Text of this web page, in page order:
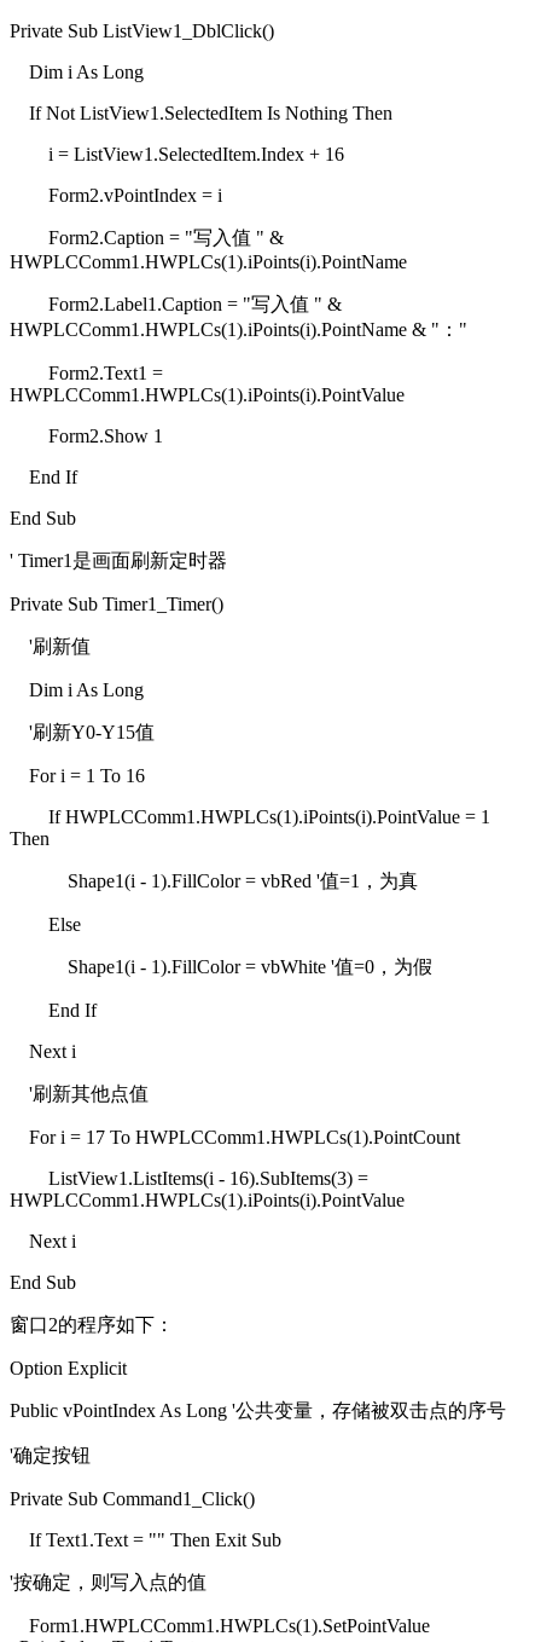
Private Sub ListView1_DblClick()
Dim i As Long
If Not ListView1.SelectedItem Is Nothing Then
i = ListView1.SelectedItem.Index + 16
Form2.vPointIndex = i
Form2.Caption = "写入值 " &
HWPLCComm1.HWPLCs(1).iPoints(i).PointName
Form2.Label1.Caption = "写入值 " &
HWPLCComm1.HWPLCs(1).iPoints(i).PointName & "："
Form2.Text1 =
HWPLCComm1.HWPLCs(1).iPoints(i).PointValue
Form2.Show 1
End If
End Sub
' Timer1是画面刷新定时器
Private Sub Timer1_Timer()
'刷新值
Dim i As Long
'刷新Y0-Y15值
For i = 1 To 16
If HWPLCComm1.HWPLCs(1).iPoints(i).PointValue = 1
Then
Shape1(i - 1).FillColor = vbRed '值=1，为真
Else
Shape1(i - 1).FillColor = vbWhite '值=0，为假
End If
Next i
'刷新其他点值
For i = 17 To HWPLCComm1.HWPLCs(1).PointCount
ListView1.ListItems(i - 16).SubItems(3) =
HWPLCComm1.HWPLCs(1).iPoints(i).PointValue
Next i
End Sub
窗口2的程序如下：
Option Explicit
Public vPointIndex As Long '公共变量，存储被双击点的序号
'确定按钮
Private Sub Command1_Click()
If Text1.Text = "" Then Exit Sub
'按确定，则写入点的值
Form1.HWPLCComm1.HWPLCs(1).SetPointValue